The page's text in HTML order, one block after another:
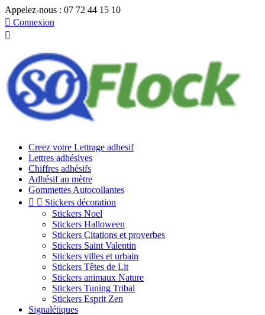
Appelez-nous : 07 72 44 15 10
 Connexion

Creez votre Lettrage adhesif
Lettres adhésives
Chiffres adhésifs
Adhésif au mètre
Gommettes Autocollantes
  Stickers décoration
Stickers Noel
Stickers Halloween
Stickers Citations et proverbes
Stickers Saint Valentin
Stickers villes et urbain
Stickers Têtes de Lit
Stickers animaux Nature
Stickers Tuning Tribal
Stickers Esprit Zen
Signalétiques